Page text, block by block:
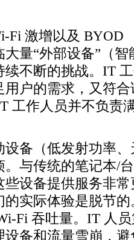
Fi 激增以及 BYOD
大量“外部设备”（
续不断的挑战。IT
用户的需求，又符
工作人员并不负责
设备（低发射功率
。与传统的笔记本/
些设备提供服务非
的实际体验是脱节
Fi 吞吐量。IT 人
设备和流量雪崩，